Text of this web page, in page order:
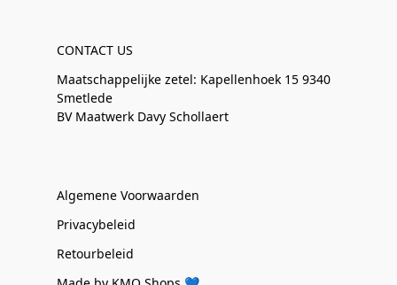
CONTACT US
Maatschappelijke zetel: Kapellenhoek 15 9340
Smetlede
BV Maatwerk Davy Schollaert
Algemene Voorwaarden
Privacybeleid
Retourbeleid